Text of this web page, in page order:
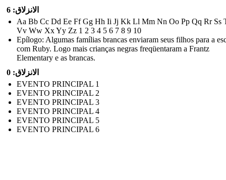
الانزلاق: 6
Aa Bb Cc Dd Ee Ff Gg Hh Ii Jj Kk Ll Mm Nn ​​Oo Pp Qq Rr Ss
Vv Ww Xx Yy Zz 1 2 3 4 5 6 7 8 9 10
Epílogo: Algumas famílias brancas enviaram seus filhos para a
com Ruby. Logo mais crianças negras freqüentaram a Frantz
Elementary e as brancas.
الانزلاق: 0
EVENTO PRINCIPAL 1
EVENTO PRINCIPAL 2
EVENTO PRINCIPAL 3
EVENTO PRINCIPAL 4
EVENTO PRINCIPAL 5
EVENTO PRINCIPAL 6